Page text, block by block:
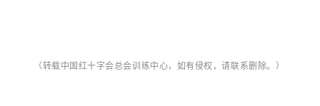
（转载中国红十字会总会训练中心， 如有侵权，请联系删除。）